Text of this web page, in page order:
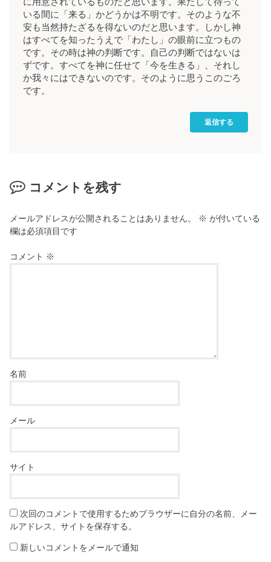
いる間に「来る」かどうかは不明です。そのような不
安も当然持たざるを得ないのだと思います。しかし神
はすべてを知ったうえで「わたし」の眼前に立つもの
です。その時は神の判断です。自己の判断ではないは
ずです。すべてを神に任せて「今を生きる」、それし
か我々にはできないのです。そのように思うこのごろ
です。
返信する
コメントを残す
メールアドレスが公開されることはありません。 ※ が付いている
欄は必須項目です
コメント ※
名前
メール
サイト
次回のコメントで使用するためブラウザーに自分の名前、メー
ルアドレス、サイトを保存する。
新しいコメントをメールで通知